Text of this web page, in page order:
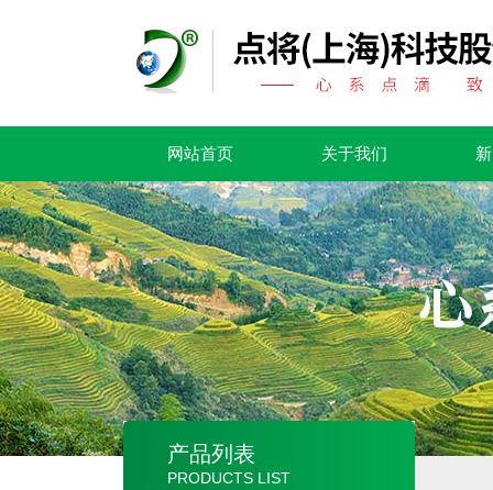
网站首页 关于我们
产品列表
PRODUCTS LIST